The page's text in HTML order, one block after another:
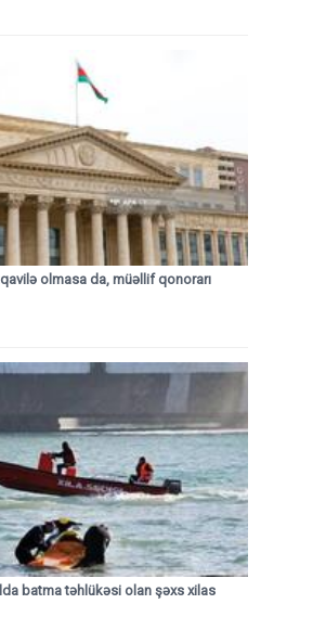
olmasa da, müəllif qonorarı
batma təhlükəsi olan şəxs xilas